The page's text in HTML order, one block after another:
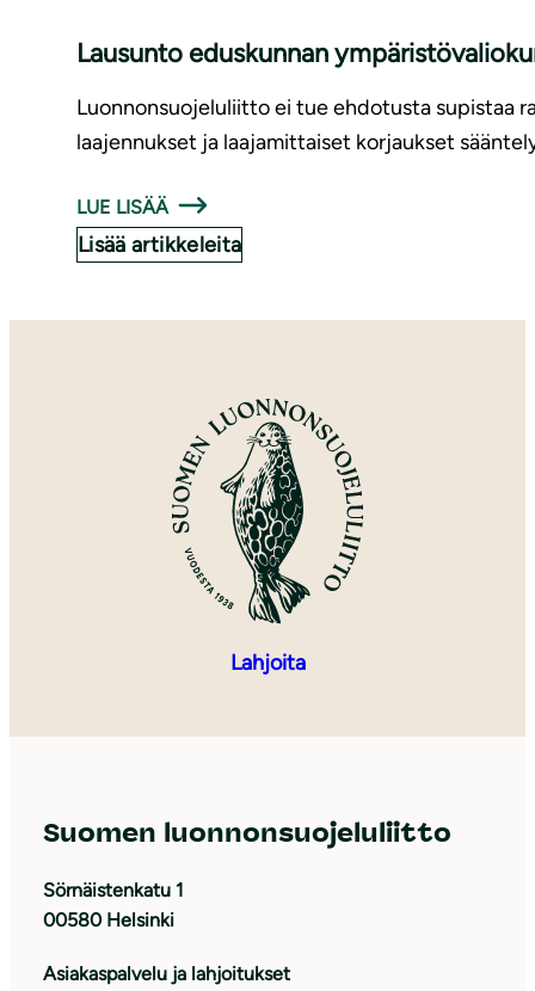
Lausunto eduskunnan
Luonnonsuojeluliitto ei tue ehdotusta supistaa
laajennukset ja laajamittaiset korjaukset
LUE LISÄÄ
Lisää artikkeleita
Lahjoita
Suomen luonnonsuojeluliitto
Sörnäistenkatu 1
00580 Helsinki
Asiakaspalvelu ja lahjoitukset